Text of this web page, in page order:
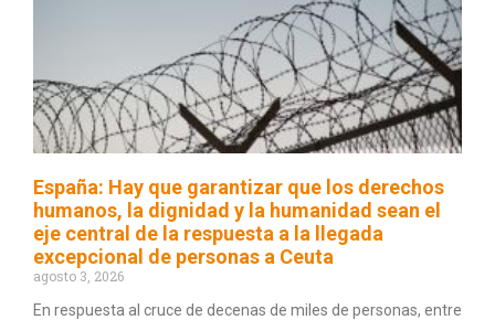
España: Hay que garantizar que los derechos
humanos, la dignidad y la humanidad sean el
eje central de la respuesta a la llegada
excepcional de personas a Ceuta
agosto 3, 2026
En respuesta al cruce de decenas de miles de personas, entre